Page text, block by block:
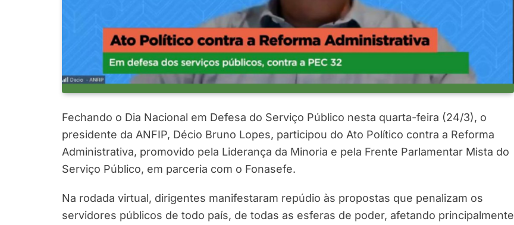
Fechando o Dia Nacional em Defesa do Serviço Público nesta quarta-feira (24/3), o
presidente da ANFIP, Décio Bruno Lopes, participou do Ato Político contra a Reforma
Administrativa, promovido pela Liderança da Minoria e pela Frente Parlamentar Mista do
Serviço Público, em parceria com o Fonasefe.
Na rodada virtual, dirigentes manifestaram repúdio às propostas que penalizam os
servidores públicos de todo país, de todas as esferas de poder, afetando principalmente